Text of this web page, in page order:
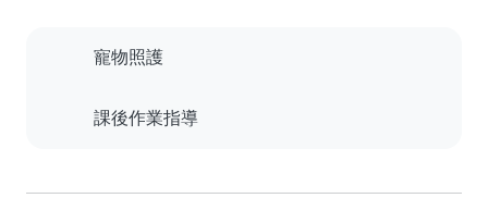
寵物照護
課後作業指導